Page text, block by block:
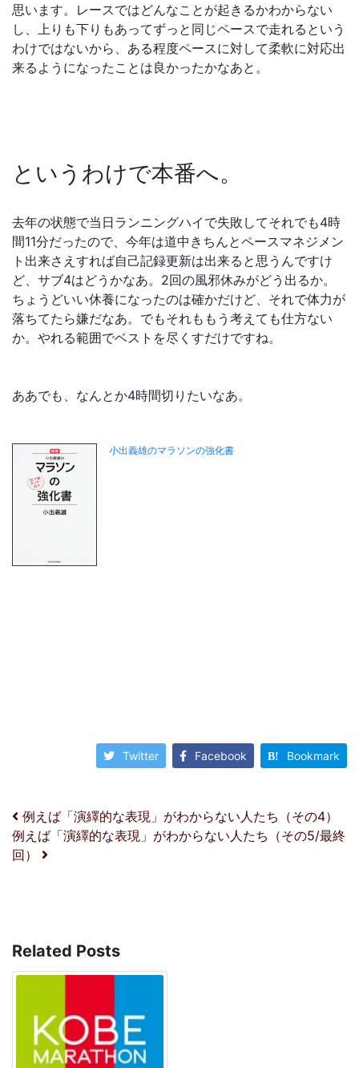
思います。レースではどんなことが起きるかわからない
し、上りも下りもあってずっと同じペースで走れるという
わけではないから、ある程度ペースに対して柔軟に対応出
来るようになったことは良かったかなあと。
というわけで本番へ。
去年の状態で当日ランニングハイで失敗してそれでも4時
間11分だったので、今年は道中きちんとペースマネジメン
ト出来さえすれば自己記録更新は出来ると思うんですけ
ど、サブ4はどうかなあ。2回の風邪休みがどう出るか。
ちょうどいい休養になったのは確かだけど、それで体力が
落ちてたら嫌だなあ。でもそれももう考えても仕方ない
か。やれる範囲でベストを尽くすだけですね。
ああでも、なんとか4時間切りたいなあ。
Twitter Facebook Bookmark
投稿ナビゲーション
例えば「演繹的な表現」がわからない人たち（その4）
例えば「演繹的な表現」がわからない人たち（その5/最終
回）
Related Posts